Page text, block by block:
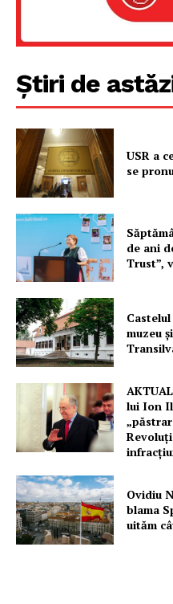
Știri de
USR a
se
de ani
Trust”,
muzeu
lui Ion
Ovidiu
blama
uităm